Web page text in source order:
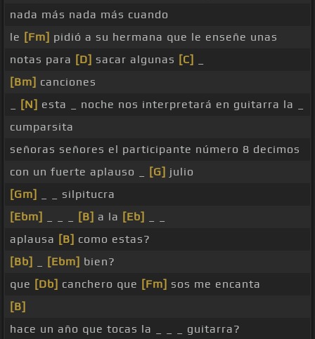
nada más nada más cuando
le [Fm] pidió a su hermana que le enseñe unas
notas para [D] sacar algunas [C]
[Bm] canciones
[N] esta _ noche nos interpretará en guitarra la _
cumparsita
señoras señores el participante número 8 decimos
con un fuerte aplauso _
[G] julio
[Gm]
_ _ silpitucra
[Ebm]
[B] a la [Eb]
aplausa [B] como estas?
[Bb]
[Ebm] bien?
que [Db] canchero que [Fm] sos me encanta
[B]
hace un año que tocas la _ _ _ guitarra?